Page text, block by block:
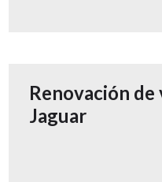
Renovación
Jaguar